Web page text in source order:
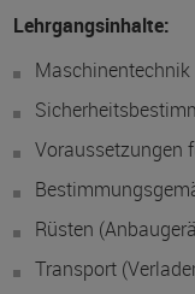
Lehrgangsinhalte:
Voraussetzungen
Rüsten
Transport